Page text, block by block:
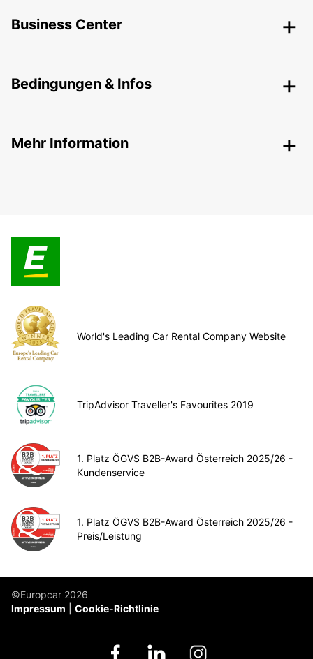
Business Center
Bedingungen & Infos
Mehr Information
World's Leading Car Rental Company Website
TripAdvisor Traveller's Favourites 2019
1. Platz ÖGVS B2B-Award Österreich 2025/26 -
Kundenservice
1. Platz ÖGVS B2B-Award Österreich 2025/26 -
Preis/Leistung
©Europcar 2026
Impressum
Cookie-Richtlinie